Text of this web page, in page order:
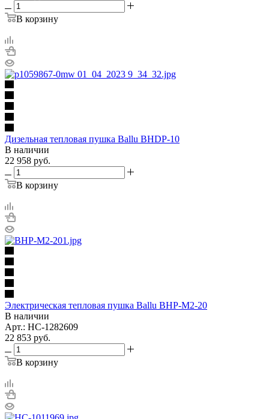
В корзину
Дизельная тепловая пушка Ballu BHDP-10
В наличии
22 958 руб.
В корзину
Электрическая тепловая пушка Ballu BHP-M2-20
В наличии
Арт.: НС-1282609
22 853 руб.
В корзину